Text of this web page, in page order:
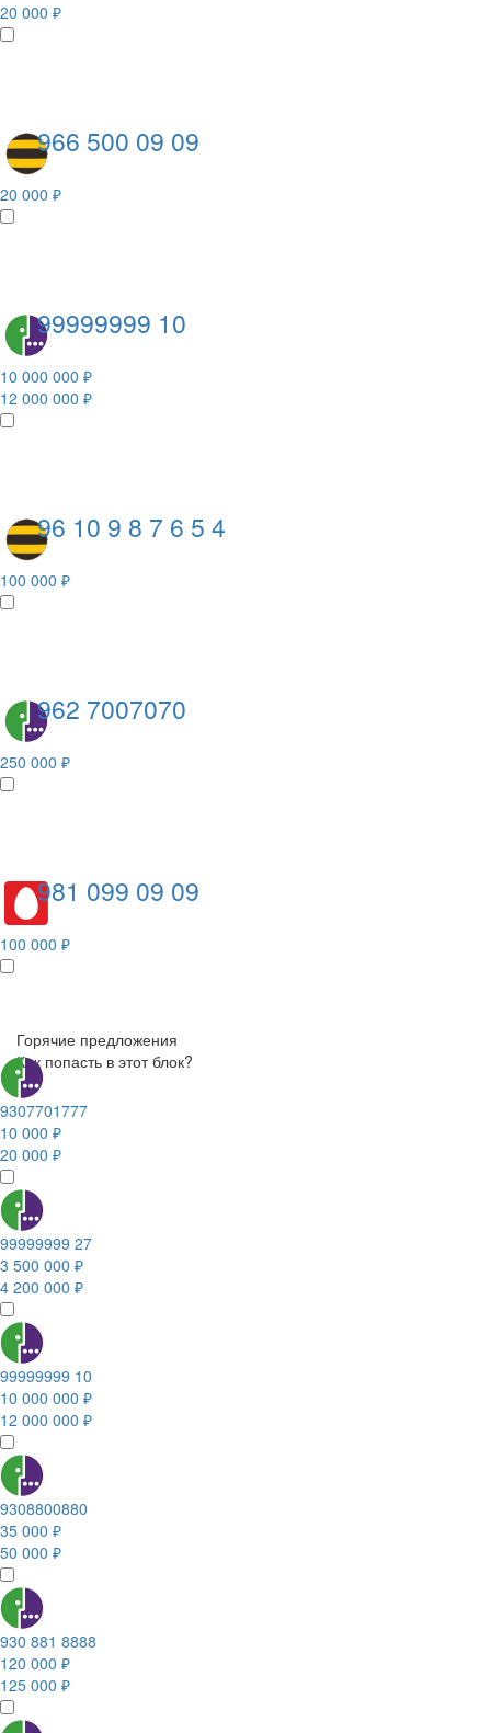
20 000 ₽
966 500 09 09
20 000 ₽
99999999 10
10 000 000 ₽
12 000 000 ₽
96 10 9 8 7 6 5 4
100 000 ₽
962 7007070
250 000 ₽
981 099 09 09
100 000 ₽
Горячие предложения
Как попасть в этот блок?
9307701777
10 000 ₽
20 000 ₽
99999999 27
3 500 000 ₽
4 200 000 ₽
99999999 10
10 000 000 ₽
12 000 000 ₽
9308800880
35 000 ₽
50 000 ₽
930 881 8888
120 000 ₽
125 000 ₽